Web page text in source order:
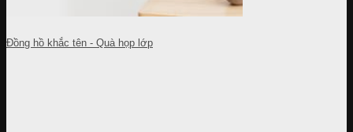
Đồng hồ khắc tên - Quà họp lớp